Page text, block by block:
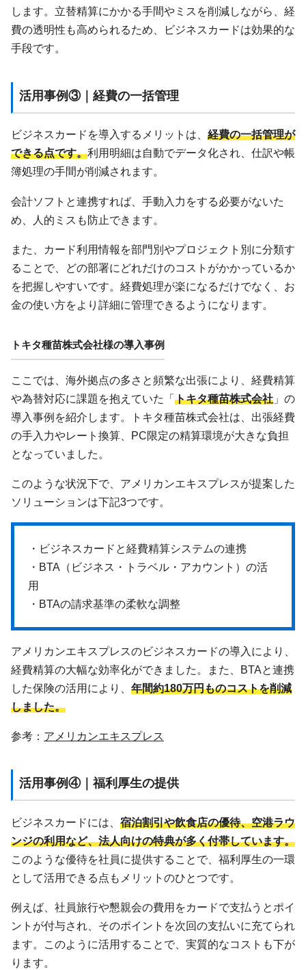
します。立替精算にかかる手間やミスを削減しながら、経
費の透明性も高められるため、ビジネスカードは効果的な
手段です。
活用事例③｜経費の一括管理
ビジネスカードを導入するメリットは、 経費の一括管理が
できる点です。利用明細は自動でデータ化され、仕訳や帳
簿処理の手間が削減されます。
会計ソフトと連携すれば、手動入力をする必要がないた
め、人的ミスも防止できます。
また、カード利用情報を部門別やプロジェクト別に分類す
ることで、どの部署にどれだけのコストがかかっているか
を把握しやすいです。経費処理が楽になるだけでなく、お
金の使い方をより詳細に管理できるようになります。
トキタ種苗株式会社様の導入事例
ここでは、海外拠点の多さと頻繁な出張により、経費精算
や為替対応に課題を抱えていた「トキタ種苗株式会社 」の
導入事例を紹介します。トキタ種苗株式会社は、出張経費
の手入力やレート換算、PC限定の精算環境が大きな負担
となっていました。
このような状況下で、アメリカンエキスプレスが提案した
ソリューションは下記3つです。
・ビジネスカードと経費精算システムの連携
・BTA（ビジネス・トラベル・アカウント）の活
用
・BTAの請求基準の柔軟な調整
アメリカンエキスプレスのビジネスカードの導入により、
経費精算の大幅な効率化ができました。また、BTAと連携
した保険の活用により、 年間約180万円ものコストを削減
しました。
参考： アメリカンエキスプレス
活用事例④｜福利厚生の提供
ビジネスカードには、 宿泊割引や飲食店の優待、空港ラウ
ンジの利用など、法人向けの特典が多く付帯しています。
このような優待を社員に提供することで、福利厚生の一環
として活用できる点もメリットのひとつです。
例えば、社員旅行や懇親会の費用をカードで支払うとポイ
ントが付与され、そのポイントを次回の支払いに充てられ
ます。このように活用することで、実質的なコストも下が
ります。